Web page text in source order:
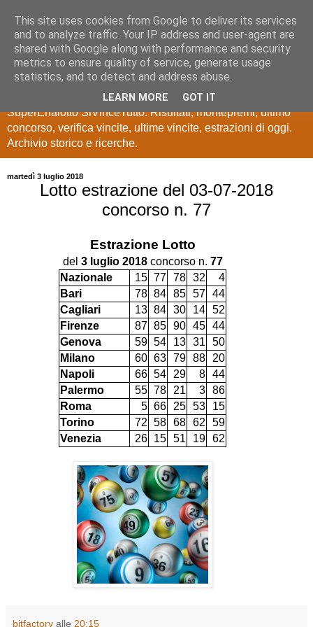
Estrazioni Lotto
SuperEnalotto
Ultime estrazioni di Lotto, SuperEnalotto, 10 e lotto,
SuperEnalotto SiVinceTutto. Risultati, montepremi, ultimo
concorso, verifica vincite, ultime vincite, estrazioni di oggi.
Archivio storico e ricerche.
martedì 3 luglio 2018
Lotto estrazione del 03-07-2018
concorso n. 77
Estrazione Lotto
del 3 luglio 2018concorso n. 77
Nazionale
15 77 78 32
4
Bari
78 84 85 57 44
Cagliari
13 84 30 14 52
Firenze
87 85 90 45 44
Genova
59 54 13 31
50
Milano
60 63 79 88
20
Napoli
66 54 29 8 44
Palermo
55 78 21 3 86
Roma
5 66 25 53
15
Torino
72 58 68 62
59
Venezia
26 15 51 19 62
bitfactory alle 20:15
This site uses cookies from Google to deliver its services
and to analyze traffic. Your IP address and user-agent are
shared with Google along with performance and security
metrics to ensure quality of service, generate usage
statistics, and to detect and address abuse.
LEARN MORE GOT IT